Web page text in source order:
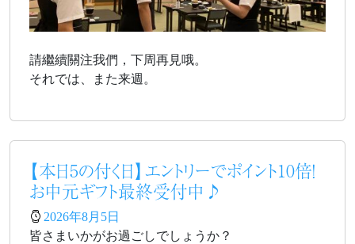
請繼續關注我們，下周再見哦。
それでは、また来週。
【本日5の付く日】エントリーでポイント10倍！
お中元ギフト最終受付中♪
2026年8月5日
皆さまいかがお過ごしでしょうか？